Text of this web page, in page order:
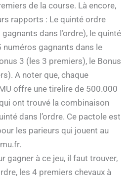
de la course. Là encore,
rapports : Le quinté ordre
dans l’ordre), le quinté
numéros gagnants dans le
3 (les 3 premiers), le Bonus
A noter que, chaque
offre une tirelire de 500.000
ont trouvé la combinaison
dans l’ordre. Ce pactole est
les parieurs qui jouent au
gagner à ce jeu, il faut trouver,
les 4 premiers chevaux à